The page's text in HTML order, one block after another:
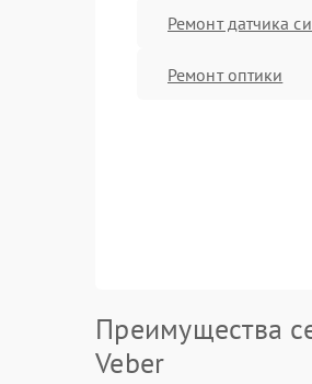
Ремонт датчика
Ремонт оптики
Преимущества
Veber